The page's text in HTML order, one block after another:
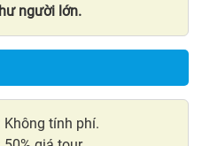
người lớn.
tính phí.